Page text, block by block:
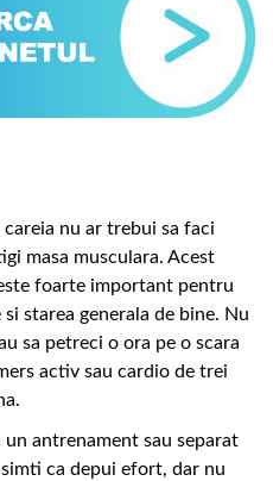
nu ar trebui sa faci
masa musculara. Acest
foarte important pentru
starea generala de bine. Nu
sa petreci o ora pe o scara
activ sau cardio de trei
antrenament sau separat
ca depui efort, dar nu